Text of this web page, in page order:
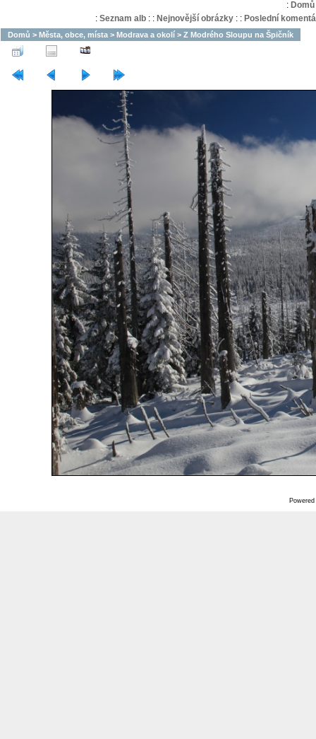
: Domů
: Seznam alb: : Nejnovější obrázky: : Poslední
Domů > Města, obce, místa > Modrava a okolí > Z Modrého Sloupu na Špičník